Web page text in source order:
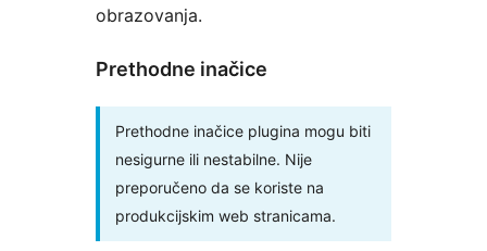
obrazovanja.
Prethodne inačice
Prethodne inačice plugina mogu biti
nesigurne ili nestabilne. Nije
preporučeno da se koriste na
produkcijskim web stranicama.